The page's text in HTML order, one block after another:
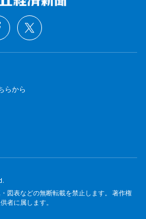
らから
図表などの無断転載を禁止します。 著作権
者に属します。